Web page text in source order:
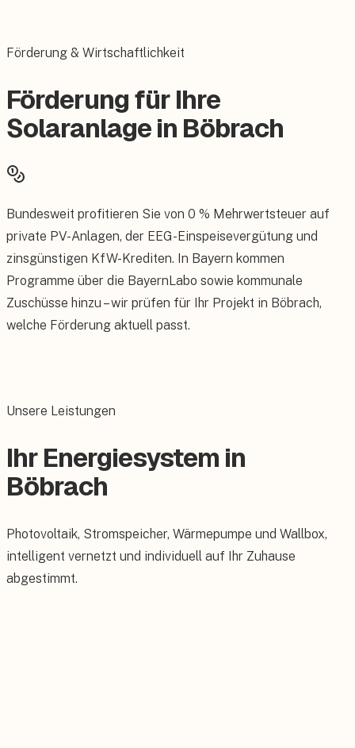
Förderung & Wirtschaftlichkeit
Förderung für Ihre
Solaranlage in Böbrach
Bundesweit profitieren Sie von 0 % Mehrwertsteuer auf
private PV-Anlagen, der EEG-Einspeisevergütung und
zinsgünstigen KfW-Krediten. In Bayern kommen
Programme über die BayernLabo sowie kommunale
Zuschüsse hinzu – wir prüfen für Ihr Projekt in Böbrach,
welche Förderung aktuell passt.
Unsere Leistungen
Ihr Energiesystem in
Böbrach
Photovoltaik, Stromspeicher, Wärmepumpe und Wallbox,
intelligent vernetzt und individuell auf Ihr Zuhause
abgestimmt.